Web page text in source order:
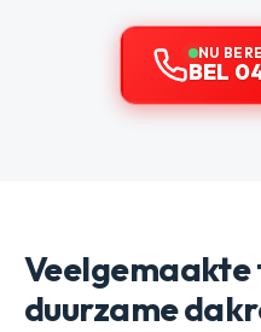
NU
BEL
Veelgemaakte
duurzame